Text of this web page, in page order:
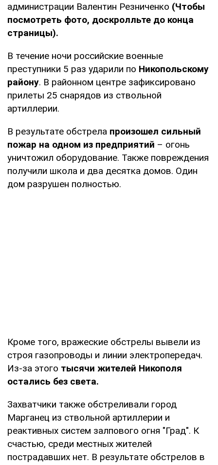
администрации Валентин Резниченко (Чтобы
посмотреть фото, доскролльте до конца
страницы).
В течение ночи российские военные
преступники 5 раз ударили по Никопольскому
району. В районном центре зафиксировано
прилеты 25 снарядов из ствольной
артиллерии.
В результате обстрела произошел сильный
пожар на одном из предприятий – огонь
уничтожил оборудование. Также повреждения
получили школа и два десятка домов. Один
дом разрушен полностью.
Кроме того, вражеские обстрелы вывели из
строя газопроводы и линии электропередач.
Из-за этого тысячи жителей Никополя
остались без света.
Захватчики также обстреливали город
Марганец из ствольной артиллерии и
реактивных систем залпового огня "Град". К
счастью, среди местных жителей
пострадавших нет. В результате обстрелов в